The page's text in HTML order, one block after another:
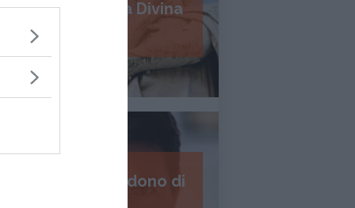
Psicologia della Divina
Commedia
I 7 passi del perdono di